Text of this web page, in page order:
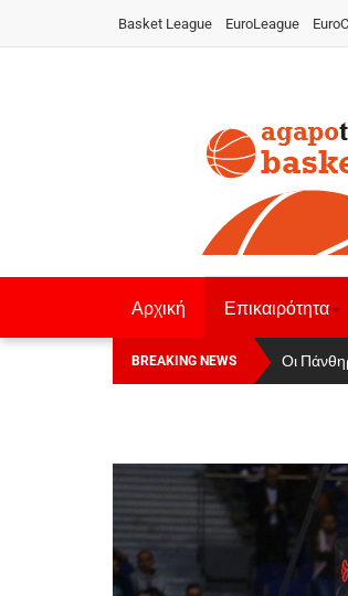
Basket League EuroLeague
Αρχική Επικαιρότητα
BREAKING NEWS Οι